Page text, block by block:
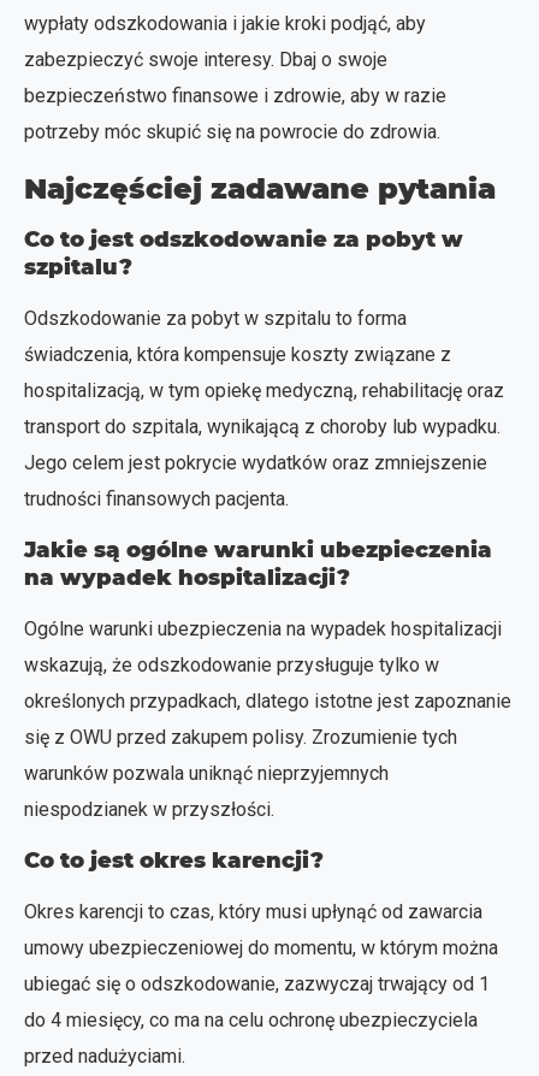
wypłaty odszkodowania i jakie kroki podjąć, aby
zabezpieczyć swoje interesy. Dbaj o swoje
bezpieczeństwo finansowe i zdrowie, aby w razie
potrzeby móc skupić się na powrocie do zdrowia.
Najczęściej zadawane pytania
Co to jest odszkodowanie za pobyt w
szpitalu?
Odszkodowanie za pobyt w szpitalu to forma
świadczenia, która kompensuje koszty związane z
hospitalizacją, w tym opiekę medyczną, rehabilitację oraz
transport do szpitala, wynikającą z choroby lub wypadku.
Jego celem jest pokrycie wydatków oraz zmniejszenie
trudności finansowych pacjenta.
Jakie są ogólne warunki ubezpieczenia
na wypadek hospitalizacji?
Ogólne warunki ubezpieczenia na wypadek hospitalizacji
wskazują, że odszkodowanie przysługuje tylko w
określonych przypadkach, dlatego istotne jest zapoznanie
się z OWU przed zakupem polisy. Zrozumienie tych
warunków pozwala uniknąć nieprzyjemnych
niespodzianek w przyszłości.
Co to jest okres karencji?
Okres karencji to czas, który musi upłynąć od zawarcia
umowy ubezpieczeniowej do momentu, w którym można
ubiegać się o odszkodowanie, zazwyczaj trwający od 1
do 4 miesięcy, co ma na celu ochronę ubezpieczyciela
przed nadużyciami.